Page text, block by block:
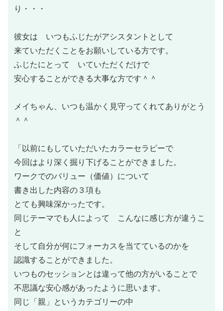
り・・・
彼女は いつもふじたがアシスタントとして
来ていただくことをお願いしている方です。
ふじたにとって いていただくだけで
安心することができる大事な方です＾＾
メイちゃん、いつも温かく見守ってくれてありがとう
＾＾
「以前にもしていただいたカラーセラピーで
今回はより深く掘り下げることができました。
ワークでのバリュー（価値）について
書き出した内容の３項も
とても興味深かったです。
同じテーマでも人によって こんなに感じ方が違うこ
と
そして自分が何にフォーカスを当てているのかを
認識することができました。
いつものセッションとは違って他の方がいることで
不思議な安心感があったように思います。
同じ「親」というカテゴリーの中